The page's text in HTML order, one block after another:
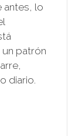
antes, lo
patrón
diario.